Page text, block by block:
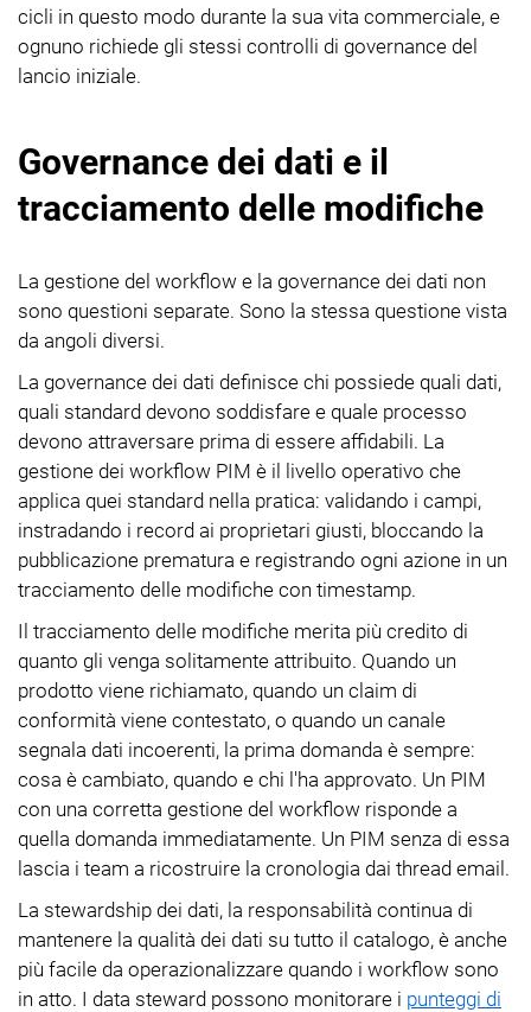
cicli in questo modo durante la sua vita commerciale, e
ognuno richiede gli stessi controlli di governance del
lancio iniziale.
Governance dei dati e il
tracciamento delle modifiche
La gestione del workflow e la governance dei dati non
sono questioni separate. Sono la stessa questione vista
da angoli diversi.
La governance dei dati definisce chi possiede quali dati,
quali standard devono soddisfare e quale processo
devono attraversare prima di essere affidabili. La
gestione dei workflow PIM è il livello operativo che
applica quei standard nella pratica: validando i campi,
instradando i record ai proprietari giusti, bloccando la
pubblicazione prematura e registrando ogni azione in un
tracciamento delle modifiche con timestamp.
Il tracciamento delle modifiche merita più credito di
quanto gli venga solitamente attribuito. Quando un
prodotto viene richiamato, quando un claim di
conformità viene contestato, o quando un canale
segnala dati incoerenti, la prima domanda è sempre:
cosa è cambiato, quando e chi l'ha approvato. Un PIM
con una corretta gestione del workflow risponde a
quella domanda immediatamente. Un PIM senza di essa
lascia i team a ricostruire la cronologia dai thread email.
La stewardship dei dati, la responsabilità continua di
mantenere la qualità dei dati su tutto il catalogo, è anche
più facile da operazionalizzare quando i workflow sono
in atto. I data steward possono monitorare i punteggi di